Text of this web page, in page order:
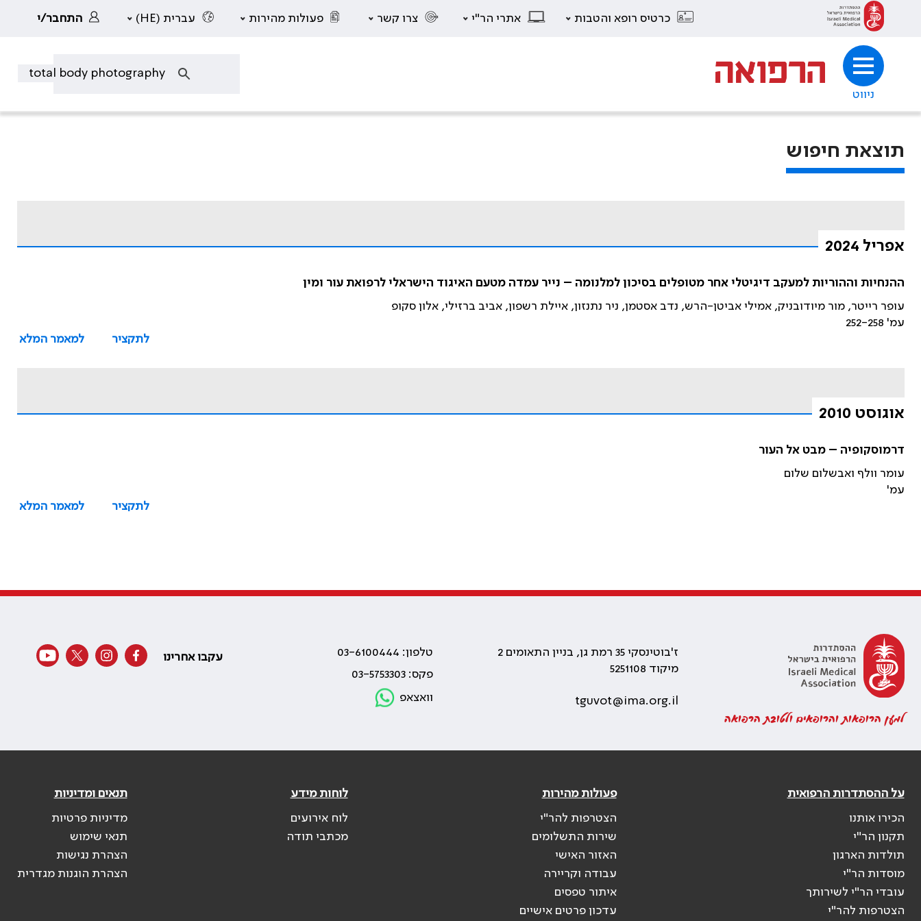
כרטיס רופא והטבות אתרי הר"י צרו קשר פעולות מהירות עברית (HE) התחבר/י
ניווט
תוצאת חיפוש
אפריל 2024
ההנחיות וההוריות למעקב דיגיטלי אחר מטופלים בסיכון למלנומה – נייר עמדה מטעם האיגוד הישראלי לרפואת עור ומין
עופר רייטר, מור מיודובניק, אמילי אביטן-הרש, נדב אסטמן, ניר נתנזון, איילת רשפון, אביב ברזילי, אלון סקופ
עמ' 252-258
לתקציר
למאמר המלא
אוגוסט 2010
דרמוסקופיה – מבט אל העור
עומר וולף ואבשלום שלום
עמ'
לתקציר
למאמר המלא
למען הרופאות והרופאים ולטובת הרפואה
ז'בוטינסקי 35 רמת גן, בניין התאומים 2
מיקוד 5251108
tguvot@ima.org.il
טלפון: 03-6100444
פקס: 03-5753303
וואצאפ
עקבו אחרינו
על ההסתדרות הרפואית
הכירו אותנו
תקנון הר"י
תולדות הארגון
מוסדות הר"י
עובדי הר"י לשירותך
הצטרפות להר"י
פעולות מהירות
הצטרפות להר"י
שירות התשלומים
האזור האישי
עבודה וקריירה
איתור טפסים
עדכון פרטים אישיים
לוחות מידע
לוח אירועים
מכתבי תודה
תנאים ומדיניות
מדיניות פרטיות
תנאי שימוש
הצהרת נגישות
הצהרת הוגנות מגדרית